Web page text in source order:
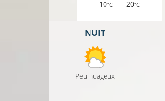
10°C 20°C
NUIT
Peu nuageux